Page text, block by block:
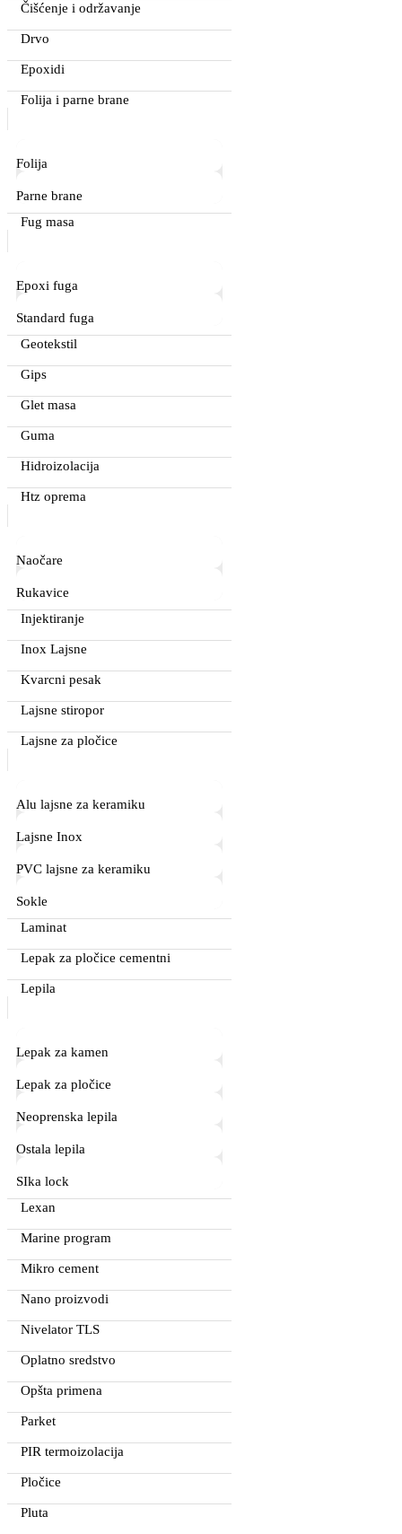
Čišćenje i održavanje
Drvo
Epoxidi
Folija i parne brane
Folija
Parne brane
Fug masa
Epoxi fuga
Standard fuga
Geotekstil
Gips
Glet masa
Guma
Hidroizolacija
Htz oprema
Naočare
Rukavice
Injektiranje
Inox Lajsne
Kvarcni pesak
Lajsne stiropor
Lajsne za pločice
Alu lajsne za keramiku
Lajsne Inox
PVC lajsne za keramiku
Sokle
Laminat
Lepak za pločice cementni
Lepila
Lepak za kamen
Lepak za pločice
Neoprenska lepila
Ostala lepila
SIka lock
Lexan
Marine program
Mikro cement
Nano proizvodi
Nivelator TLS
Oplatno sredstvo
Opšta primena
Parket
PIR termoizolacija
Pločice
Pluta